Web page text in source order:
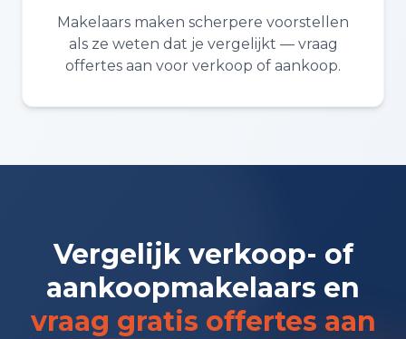
Makelaars maken scherpere voorstellen
als ze weten dat je vergelijkt — vraag
offertes aan voor verkoop of aankoop.
Vergelijk verkoop- of
aankoopmakelaars en
vraag gratis offertes aan